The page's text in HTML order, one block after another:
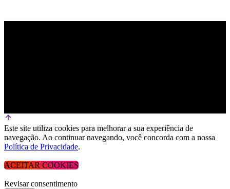
Este site utiliza cookies para melhorar a sua experiência de
navegação. Ao continuar navegando, você concorda com a nossa
Política de Privacidade.
ACEITAR COOKIES
Revisar consentimento